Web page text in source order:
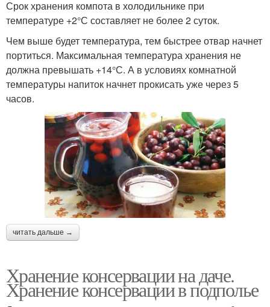
Срок хранения компота в холодильнике при
температуре +2°С составляет не более 2 суток.
Чем выше будет температура, тем быстрее отвар начнет
портиться. Максимальная температура хранения не
должна превышать +14°С. А в условиях комнатной
температуры напиток начнет прокисать уже через 5
часов.
читать дальше →
Хранение консервации на даче.
Хранение консервации в подполье